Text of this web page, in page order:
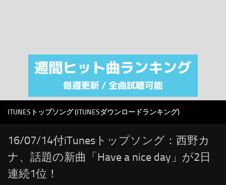
注目カテゴリ
オリジナルiTunes週間トップソング
RSS
LINKS
ITUNESトップソング (ITUNESダウンロードランキング)
16/07/14付iTunesトップソング：西野カ
ナ、話題の新曲「Have a nice day」が2日
連続1位！